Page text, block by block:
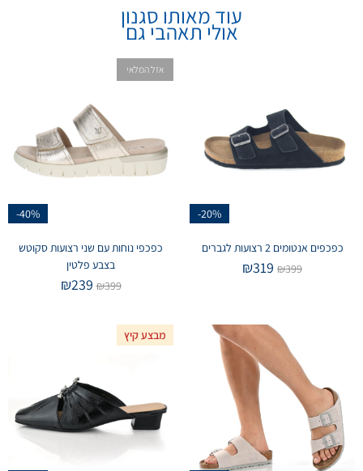
עוד מאותו סגנון
אולי תאהבי גם
-20%
כפכפים אנטומים 2 רצועות לגברים
₪399
₪319
-40%
אזל המלאי
כפכפי נוחות עם שני רצועות סקוטש
בצבע פלטין
₪399
₪239
מבצע קיץ